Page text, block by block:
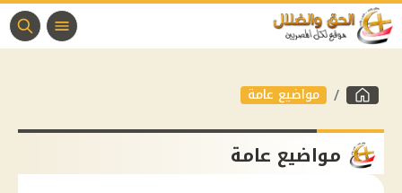
مواضيع عامة
مواضيع عامة